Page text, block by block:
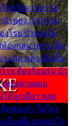
ปหวังความรวย
วทอง เวรกรรม
งโรย บัวทองไม่
องกลม เพราะลืม
ระมัด หลงกลิ่นลิ้น
รย ต้องร้อนรุม บัว
ทองผ่ายผอม
ไห้ลูกเดียว หยุด
ดทองจ๋า ถึงใคร
เป็นเพื่อนปลอบใจ